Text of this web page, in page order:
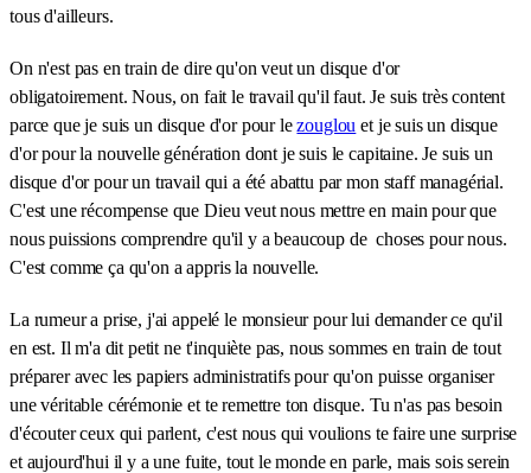
tous d'ailleurs.
On n'est pas en train de dire qu'on veut un disque d'or
obligatoirement. Nous, on fait le travail qu'il faut. Je suis très content
parce que je suis un disque d'or pour lezouglou et je suis un disque
d'or pour la nouvelle génération dont je suis le capitaine. Je suis un
disque d'or pour un travail qui a été abattu par mon staff managérial.
C'est une récompense que Dieu veut nous mettre en main pour que
nous puissions comprendre qu'il y a beaucoup de choses pour nous.
C'est comme ça qu'on a appris la nouvelle.
La rumeur a prise, j'ai appelé le monsieur pour lui demander ce qu'il
en est. Il m'a dit petit ne t'inquiète pas, nous sommes en train de tout
préparer avec les papiers administratifs pour qu'on puisse organiser
une véritable cérémonie et te remettre ton disque. Tu n'as pas besoin
d'écouter ceux qui parlent, c'est nous qui voulions te faire une surprise
et aujourd'hui il y a une fuite, tout le monde en parle, mais sois serein